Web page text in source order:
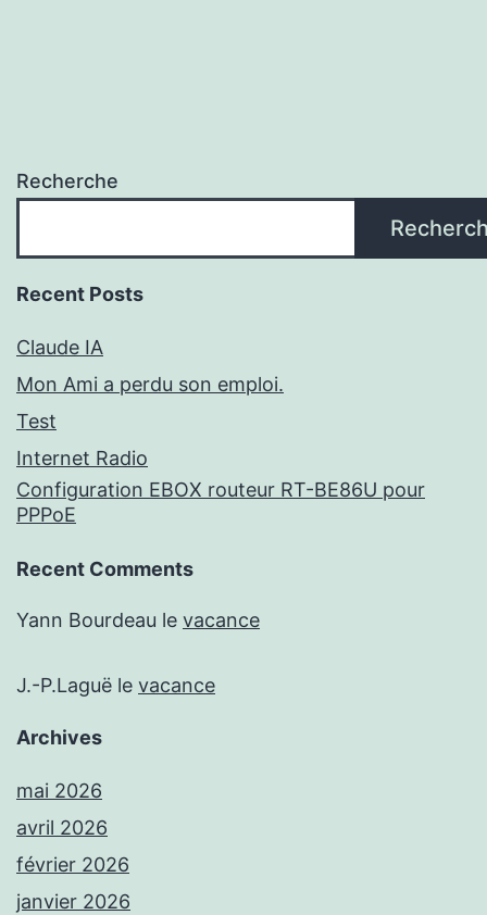
Recherche
Recent Posts
Claude IA
Mon Ami a perdu son emploi.
Test
Internet Radio
Configuration EBOX routeur RT-BE86U pour
PPPoE
Recent Comments
Yann Bourdeau le vacance
J.-P.Laguë le vacance
Archives
mai 2026
avril 2026
février 2026
janvier 2026